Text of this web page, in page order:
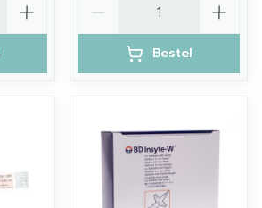
Bestel